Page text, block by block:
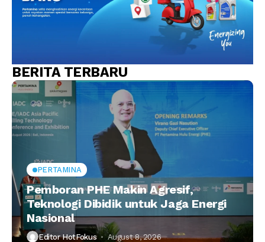
BERITA TERBARU
PERTAMINA
Pemboran PHE Makin Agresif,
Teknologi Dibidik untuk Jaga Energi
Nasional
Editor HotFokus August 8, 2026